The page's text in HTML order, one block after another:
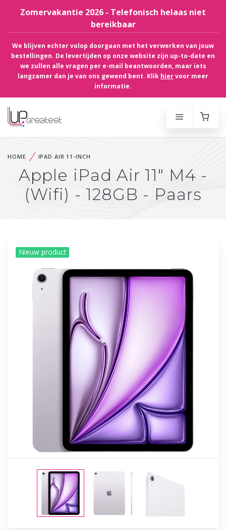
Zomervakantie 2026 - Telefonisch helaas niet
bereikbaar
We blijven echter volop doorgaan met het verwerken van jouw
bestellingen. De levertijden op onze website zijn up-to-date en
we zullen alle vragen per e-mail beantwoorden, maar iets
langzamer dan je van ons gewend bent. Klik hiervoor meer
informatie.
HOME IPAD AIR 11-INCH
Apple iPad Air 11" M4 -
(Wifi) - 128GB - Paars
Nieuw product